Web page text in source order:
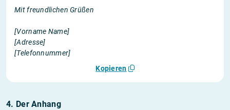
Mit freundlichen Grüßen
[Vorname Name]
[Adresse]
[Telefonnummer]
Kopieren
4. Der Anhang